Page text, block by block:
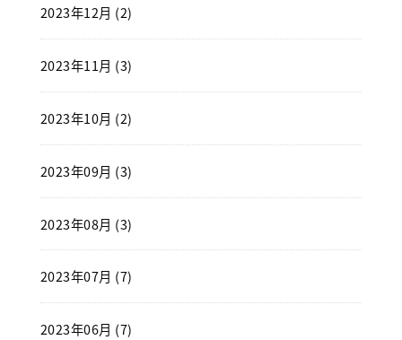
2023年12月 (2)
2023年11月 (3)
2023年10月 (2)
2023年09月 (3)
2023年08月 (3)
2023年07月 (7)
2023年06月 (7)